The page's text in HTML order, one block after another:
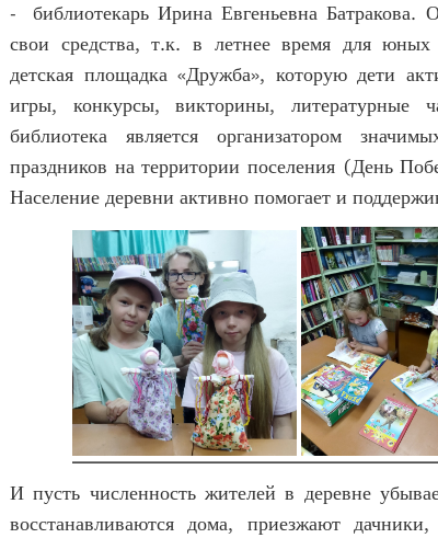
- библиотекарь Ирина Евгеньевна Батракова.
свои средства, т.к. в летнее время для юных
детская площадка «Дружба», которую дети
игры, конкурсы, викторины, литературные
библиотека является организатором
праздников на территории поселения (День
Население деревни активно помогает и
И пусть численность жителей в деревне
восстанавливаются дома, приезжают